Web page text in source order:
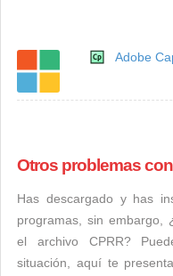
Adobe
Otros problemas
Has descargado y has
programas, sin embargo,
el archivo CPRR?
situación, aquí te